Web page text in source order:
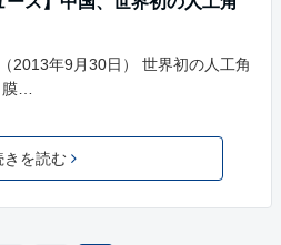
2013年9月30日） 世界初の人工角
…
きを読む